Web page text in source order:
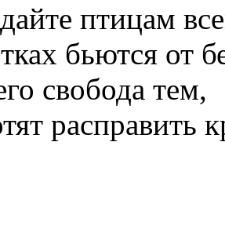
птицам
бьются от
свобода тем,
расправить